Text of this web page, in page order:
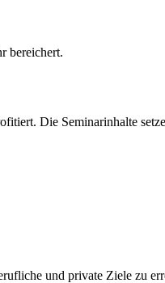
bereichert.
Die Seminarinhalte
und private Ziele zu